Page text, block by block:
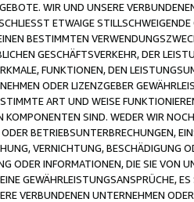
WIR UND UNSERE
ETWAIGE
BESTIMMTEN
GESCHÄFTSVERKEHR, DER
FUNKTIONEN, DEN
ODER LIZENZGEBER
ART UND WEISE
KOMPONENTEN SIND. WEDER WIR
BETRIEBSUNTERBRECHUNGEN,
VERNICHTUNG, BESCHÄDIGUNG
ODER INFORMATIONEN, DIE SIE VON
GEWÄHRLEISTUNGSANSPRÜCHE,
VERBUNDENEN UNTERNEHMEN